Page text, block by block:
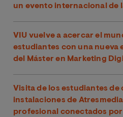
un evento internacional de
VIU vuelve a acercar el
estudiantes con una nueva
del Máster en Marketing
Visita de los estudiantes de
instalaciones de
profesional conectados